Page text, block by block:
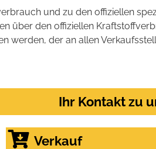
und zu den offiziellen
über den offiziellen
werden, der an allen
Ihr Kontakt zu
Verkauf